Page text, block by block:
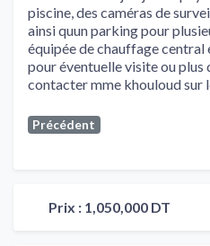
piscine, des caméras de
ainsi quun parking pour
équipée de chauffage central
pour éventuelle visite ou plus
contacter mme khouloud sur
Précédent
Prix : 1,050,000 DT